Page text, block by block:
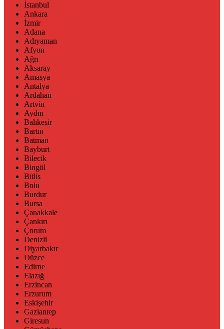
İstanbul
Ankara
İzmir
Adana
Adıyaman
Afyon
Ağrı
Aksaray
Amasya
Antalya
Ardahan
Artvin
Aydın
Balıkesir
Bartın
Batman
Bayburt
Bilecik
Bingöl
Bitlis
Bolu
Burdur
Bursa
Çanakkale
Çankırı
Çorum
Denizli
Diyarbakır
Düzce
Edirne
Elazığ
Erzincan
Erzurum
Eskişehir
Gaziantep
Giresun